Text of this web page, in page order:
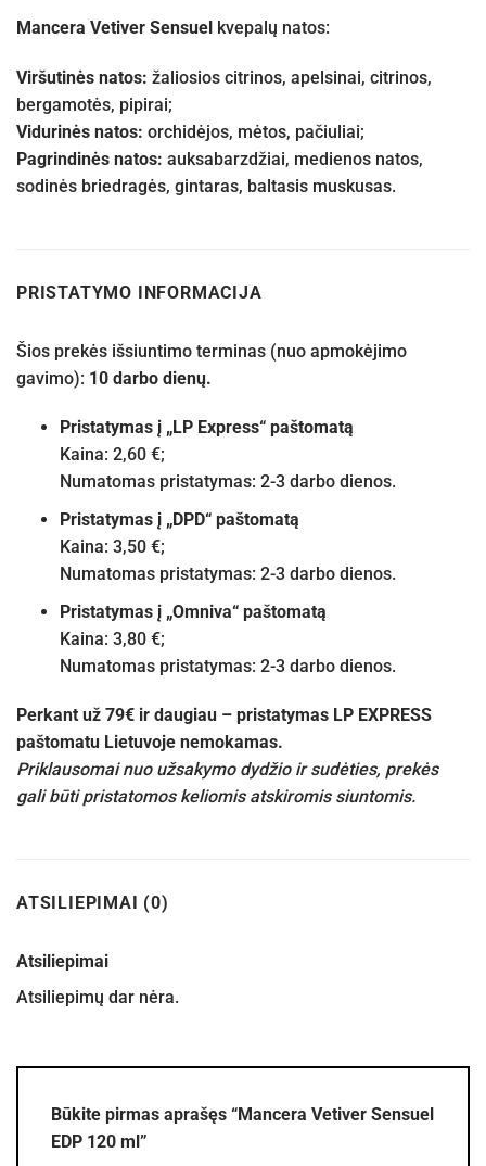
Mancera Vetiver Sensuel kvepalų natos:
Viršutinės natos: žaliosios citrinos, apelsinai, citrinos,
bergamotės, pipirai;
Vidurinės natos: orchidėjos, mėtos, pačiuliai;
Pagrindinės natos: auksabarzdžiai, medienos natos,
sodinės briedragės, gintaras, baltasis muskusas.
PRISTATYMO INFORMACIJA
Šios prekės išsiuntimo terminas (nuo apmokėjimo
gavimo): 10 darbo dienų.
Pristatymas į „LP Express“ paštomatą
Kaina: 2,60 €;
Numatomas pristatymas: 2-3 darbo dienos.
Pristatymas į „DPD“ paštomatą
Kaina: 3,50 €;
Numatomas pristatymas: 2-3 darbo dienos.
Pristatymas į „Omniva“ paštomatą
Kaina: 3,80 €;
Numatomas pristatymas: 2-3 darbo dienos.
Perkant už 79€ ir daugiau – pristatymas LP EXPRESS
paštomatu Lietuvoje nemokamas.
Priklausomai nuo užsakymo dydžio ir sudėties, prekės
gali būti pristatomos keliomis atskiromis siuntomis.
ATSILIEPIMAI (0)
Atsiliepimai
Atsiliepimų dar nėra.
Būkite pirmas aprašęs “Mancera Vetiver Sensuel
EDP 120 ml”